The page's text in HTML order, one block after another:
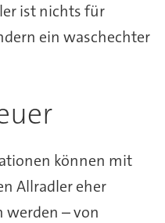
ist nichts für
ein waschechter
können mit
Allradler eher
werden – von